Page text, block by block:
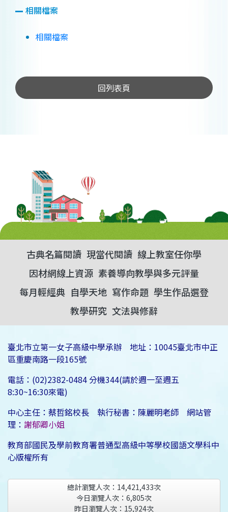
相關檔案
相關檔案
回列表頁
古典名篇閱讀 現當代閱讀 線上教室任你學
因材網線上資源 素養導向教學與多元評量
每月輕經典 自學天地 寫作命題 學生作品選登
教學研究 文法與修辭
臺北市立第一女子高級中學承辦 地址：10045臺北市中正
區重慶南路一段165號
電話：(02)2382-0484 分機344(請於週一至週五
8:30~16:30來電)
中心主任：蔡哲銘校長 執行秘書：陳麗明老師 網站管
理： 謝郁卿小姐
教育部國民及學前教育署普通型高級中等學校國語文學科中
心版權所有
總計瀏覽人次： 14,421,433次
今日瀏覽人次： 6,805次
昨日瀏覽人次： 15,924次